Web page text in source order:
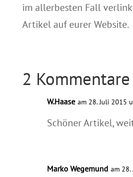
im allerbesten Fall
Artikel auf eurer Website.
2 Kommentare
W.Haase am 28. Juli 2015
Schöner Artikel,
Marko Wegemund am